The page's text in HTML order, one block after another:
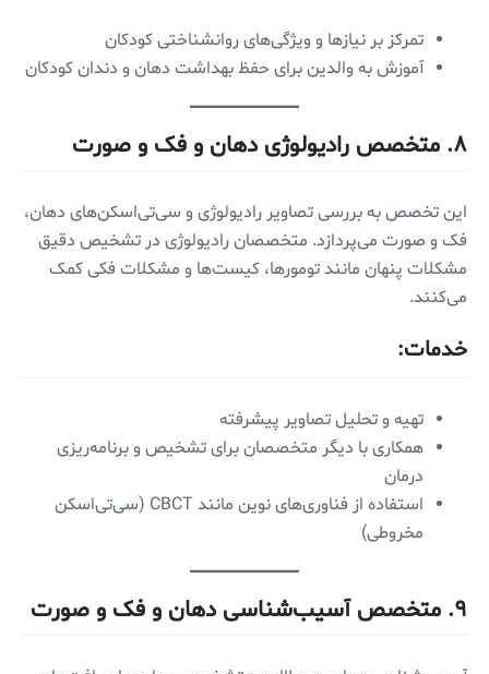
تمرکز بر نیازها و ویژگی‌های روانشناختی کودکان
آموزش به والدین برای حفظ بهداشت دهان و دندان کودکان
۸. متخصص رادیولوژی دهان و فک و صورت
این تخصص به بررسی تصاویر رادیولوژی و سی‌تی‌اسکن‌های دهان،
فک و صورت می‌پردازد. متخصصان رادیولوژی در تشخیص دقیق
مشکلات پنهان مانند تومورها، کیست‌ها و مشکلات فکی کمک
می‌کنند.
خدمات:
تهیه و تحلیل تصاویر پیشرفته
همکاری با دیگر متخصصان برای تشخیص و برنامه‌ریزی
درمان
استفاده از فناوری‌های نوین مانند CBCT (سی‌تی‌اسکن
مخروطی)
۹. متخصص آسیب‌شناسی دهان و فک و صورت